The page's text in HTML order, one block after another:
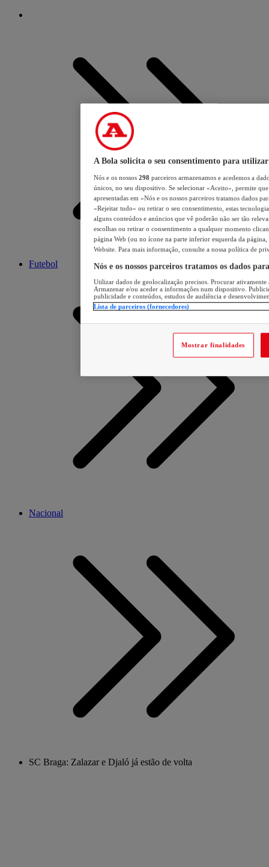
Futebol
Nacional
SC Braga: Zalazar e Djaló já estão de volta
A Bola solicita o seu consentimento para utilizar
Nós e os nossos 298 parceiros armazenamos e acedemos a
únicos, no seu dispositivo. Se selecionar «Aceito», permite
apresentadas em «Nós e os nossos parceiros tratamos dados
«Rejeitar tudo» ou retirar o seu consentimento, estas
alguns conteúdos e anúncios que vê poderão não ser tão
escolhas ou retirar o consentimento a qualquer momento
página Web (ou no ícone na parte inferior esquerda da página,
Website. Para mais informação, consulte a nossa política de
Nós e os nossos parceiros tratamos os dados
Utilizar dados de geolocalização precisos. Procurar
Armazenar e/ou aceder a informações num dispositivo.
publicidade e conteúdos, estudos de audiência e
Lista de parceiros (fornecedores)
Mostrar finalidades